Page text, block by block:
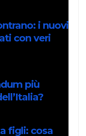
i nuovi
con veri
più
figli: cosa